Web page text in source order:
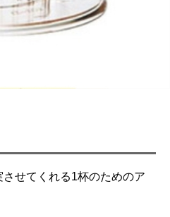
せてくれる1杯のためのア